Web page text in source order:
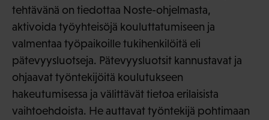
tehtävänä on tiedottaa Noste-ohjelmasta,
aktivoida työyhteisöjä kouluttatumiseen ja
valmentaa työpaikoille tukihenkilöitä eli
pätevyysluotseja. Pätevyysluotsit kannustavat ja
ohjaavat työntekijöitä koulutukseen
hakeutumisessa ja välittävät tietoa erilaisista
vaihtoehdoista. He auttavat työntekijä pohtimaan